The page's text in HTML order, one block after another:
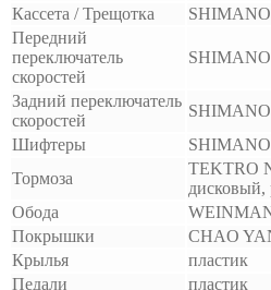
Кассета / Трещотка
SHIMANO
Передний
переключатель
скоростей
SHIMANO
Задний переключатель
скоростей
Шифтеры
SHIMANO
Тормоза
TEKTRO
дисковый,
Обода
Покрышки
CHAO
Крылья
пластик
Педали
пластик